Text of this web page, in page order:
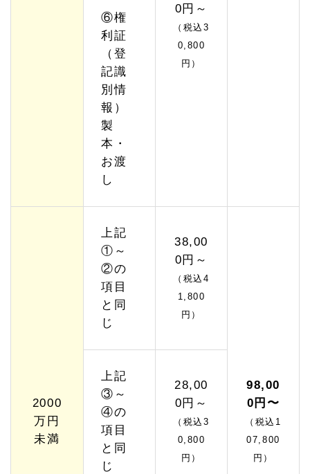
0円～
（税込3
0,800
円）
⑥権
利証
（登
記識
別情
報）
製
本・
お渡
し
2000
万円
未満
上記
①～
②の
項目
と同
じ
38,00
0円～
（税込4
1,800
円）
98,00
0円〜
（税込1
07,800
円）
上記
③～
④の
項目
と同
じ
28,00
0円～
（税込3
0,800
円）